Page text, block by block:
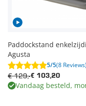
Paddockstand
Agusta
5/5(8 Reviews)
€ 103,20
€ 129,-
Vandaag besteld,